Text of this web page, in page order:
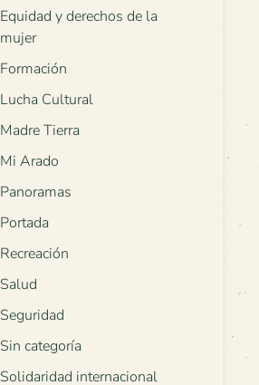
Equidad y derechos de la
mujer
Formación
Lucha Cultural
Madre Tierra
Mi Arado
Panoramas
Portada
Recreación
Salud
Seguridad
Sin categoría
Solidaridad internacional